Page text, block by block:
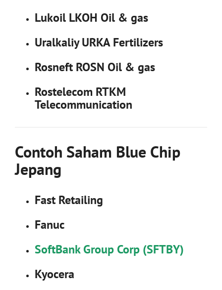
Lukoil LKOH Oil & gas
Uralkaliy URKA Fertilizers
Rosneft ROSN Oil & gas
Rostelecom RTKM
Telecommunication
Contoh Saham Blue Chip
Jepang
Fast Retailing
Fanuc
SoftBank Group Corp (SFTBY)
Kyocera